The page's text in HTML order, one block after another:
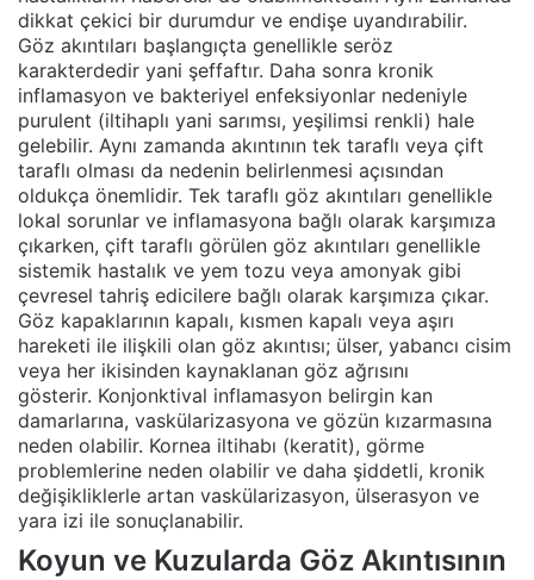
dikkat çekici bir durumdur ve endişe uyandırabilir.
Göz akıntıları başlangıçta genellikle seröz
karakterdedir yani şeffaftır. Daha sonra kronik
inflamasyon ve bakteriyel enfeksiyonlar nedeniyle
purulent (iltihaplı yani sarımsı, yeşilimsi renkli) hale
gelebilir. Aynı zamanda akıntının tek taraflı veya çift
taraflı olması da nedenin belirlenmesi açısından
oldukça önemlidir. Tek taraflı göz akıntıları genellikle
lokal sorunlar ve inflamasyona bağlı olarak karşımıza
çıkarken, çift taraflı görülen göz akıntıları genellikle
sistemik hastalık ve yem tozu veya amonyak gibi
çevresel tahriş edicilere bağlı olarak karşımıza çıkar.
Göz kapaklarının kapalı, kısmen kapalı veya aşırı
hareketi ile ilişkili olan göz akıntısı; ülser, yabancı cisim
veya her ikisinden kaynaklanan göz ağrısını
gösterir. Konjonktival inflamasyon belirgin kan
damarlarına, vaskülarizasyona ve gözün kızarmasına
neden olabilir. Kornea iltihabı (keratit), görme
problemlerine neden olabilir ve daha şiddetli, kronik
değişikliklerle artan vaskülarizasyon, ülserasyon ve
yara izi ile sonuçlanabilir.
Koyun ve Kuzularda Göz Akıntısının